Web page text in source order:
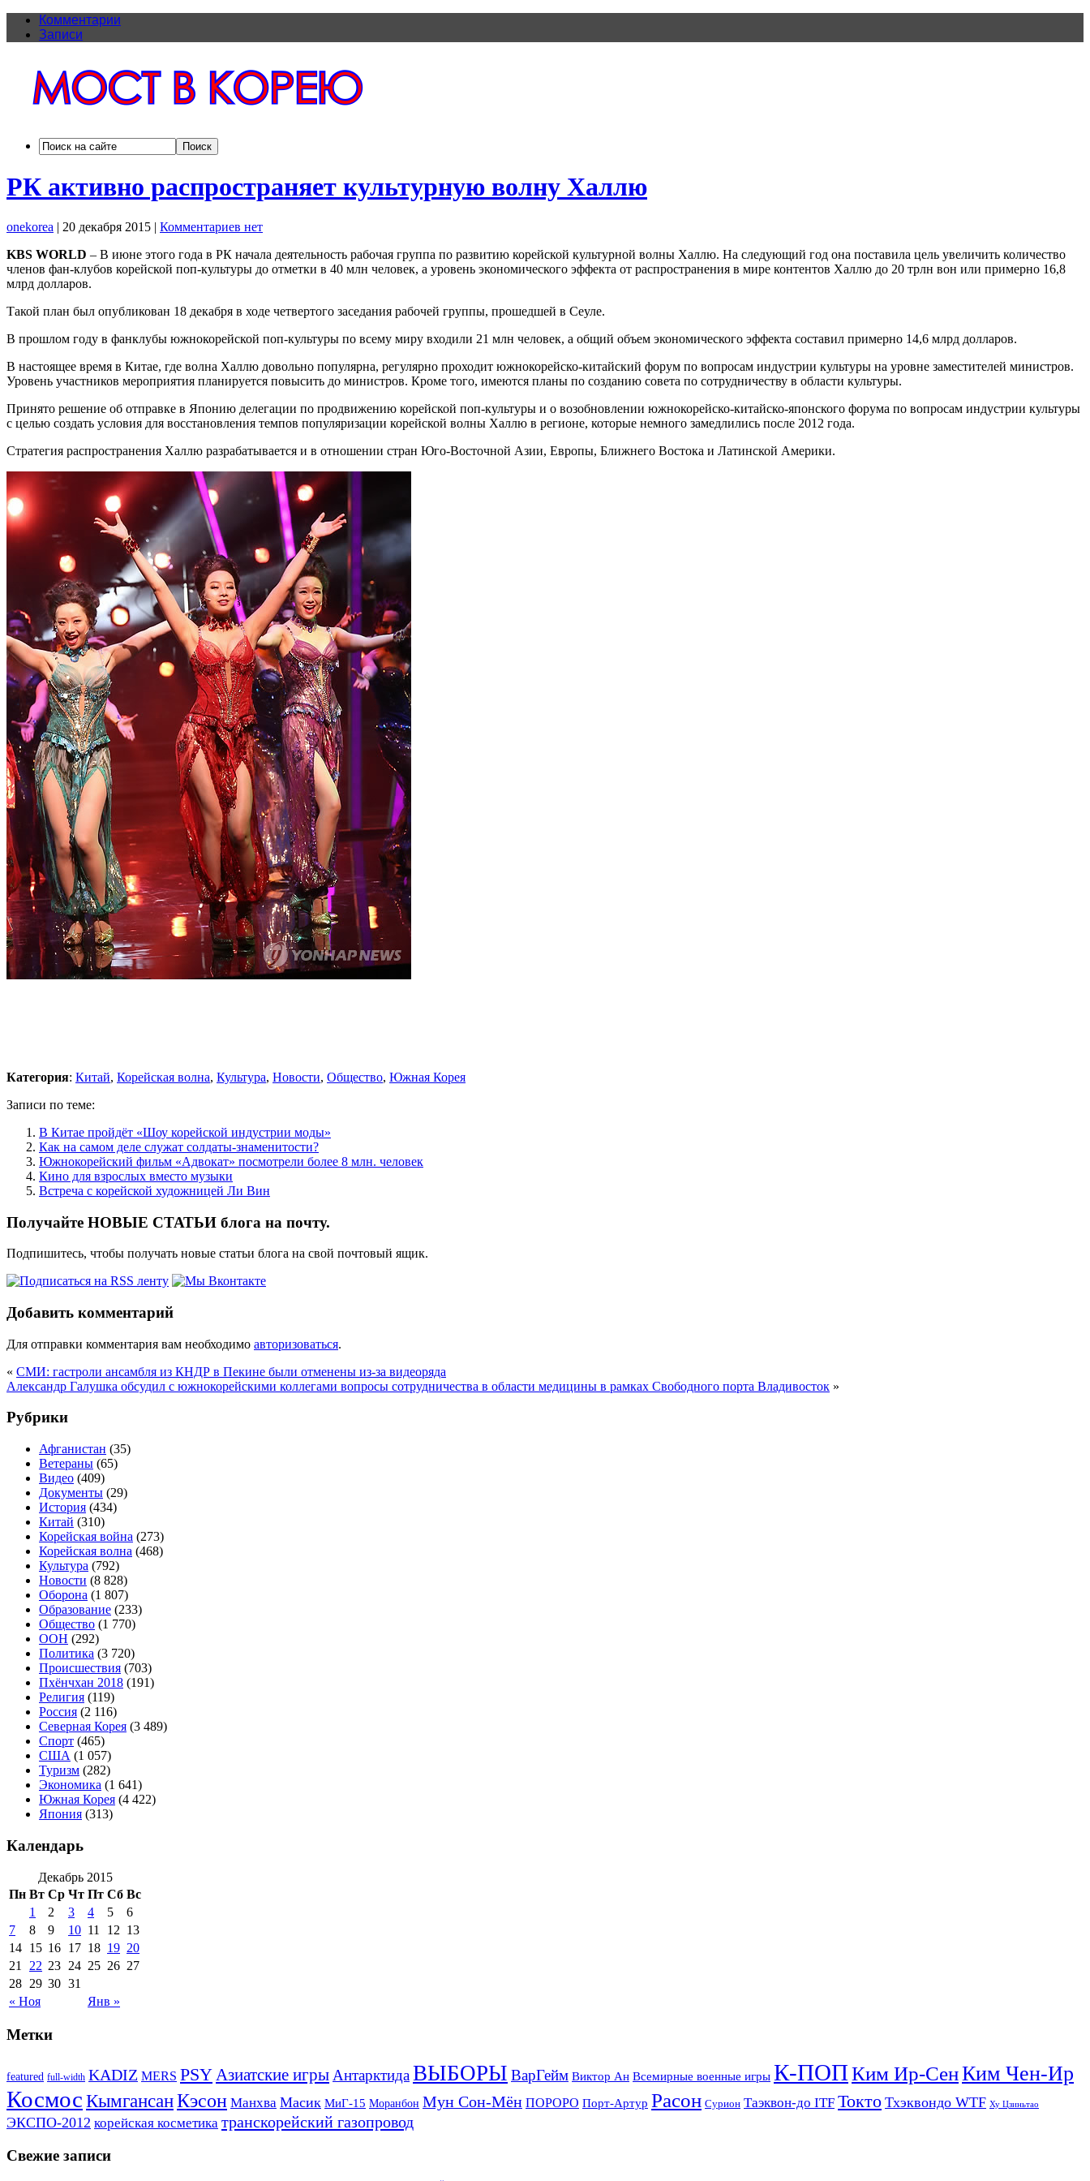
Комментарии
Записи
РК активно распространяет культурную волну Халлю
onekorea | 20 декабря 2015 | Комментариев нет
KBS WORLD – В июне этого года в РК начала деятельность рабочая группа по развитию корейской культурной волны Халлю. На следующий год она поставила цель увеличить количество
членов фан-клубов корейской поп-культуры до отметки в 40 млн человек, а уровень экономического эффекта от распространения в мире контентов Халлю до 20 трлн вон или примерно 16,8
млрд долларов.
Такой план был опубликован 18 декабря в ходе четвертого заседания рабочей группы, прошедшей в Сеуле.
В прошлом году в фанклубы южнокорейской поп-культуры по всему миру входили 21 млн человек, а общий объем экономического эффекта составил примерно 14,6 млрд долларов.
В настоящее время в Китае, где волна Халлю довольно популярна, регулярно проходит южнокорейско-китайский форум по вопросам индустрии культуры на уровне заместителей министров.
Уровень участников мероприятия планируется повысить до министров. Кроме того, имеются планы по созданию совета по сотрудничеству в области культуры.
Принято решение об отправке в Японию делегации по продвижению корейской поп-культуры и о возобновлении южнокорейско-китайско-японского форума по вопросам индустрии культуры
с целью создать условия для восстановления темпов популяризации корейской волны Халлю в регионе, которые немного замедлились после 2012 года.
Стратегия распространения Халлю разрабатывается и в отношении стран Юго-Восточной Азии, Европы, Ближнего Востока и Латинской Америки.
Категория: Китай, Корейская волна, Культура, Новости, Общество, Южная Корея
Записи по теме:
В Китае пройдёт «Шоу корейской индустрии моды»
Как на самом деле служат солдаты-знаменитости?
Южнокорейский фильм «Адвокат» посмотрели более 8 млн. человек
Кино для взрослых вместо музыки
Встреча с корейской художницей Ли Вин
Получайте НОВЫЕ СТАТЬИ блога на почту.
Подпишитесь, чтобы получать новые статьи блога на свой почтовый ящик.
Добавить комментарий
Для отправки комментария вам необходимо авторизоваться.
« СМИ: гастроли ансамбля из КНДР в Пекине были отменены из-за видеоряда
Александр Галушка обсудил с южнокорейскими коллегами вопросы сотрудничества в области медицины в рамках Свободного порта Владивосток »
Рубрики
Афганистан (35)
Ветераны (65)
Видео (409)
Документы (29)
История (434)
Китай (310)
Корейская война (273)
Корейская волна (468)
Культура (792)
Новости (8 828)
Оборона (1 807)
Образование (233)
Общество (1 770)
ООН (292)
Политика (3 720)
Происшествия (703)
Пхёнчхан 2018 (191)
Религия (119)
Россия (2 116)
Северная Корея (3 489)
Спорт (465)
США (1 057)
Туризм (282)
Экономика (1 641)
Южная Корея (4 422)
Япония (313)
Календарь
Декабрь 2015
Пн Вт Ср Чт Пт Сб Вс
« Ноя Янв »
1 2 3 4 5
6
7
8 9 10 11 12 13
14 15 16 17 18 19 20
21
22 23 24 25 26 27
28 29 30 31
Метки
featured full-width KADIZ MERS PSYАзиатские игры АнтарктидаВЫБОРЫ ВарГейм Виктор Ан Всемирные военные игры К-ПОПКим Ир-СенКим Чен-Ир
Космос КымгансанКэсон Манхва Масик МиГ-15 Моранбон Мун Сон-Мён ПОРОРО Порт-Артур Расон Сурион Таэквон-до ITF Токто Тхэквондо WTF Ху Цзиньтао
ЭКСПО-2012 корейская косметика транскорейский газопровод
Свежие записи